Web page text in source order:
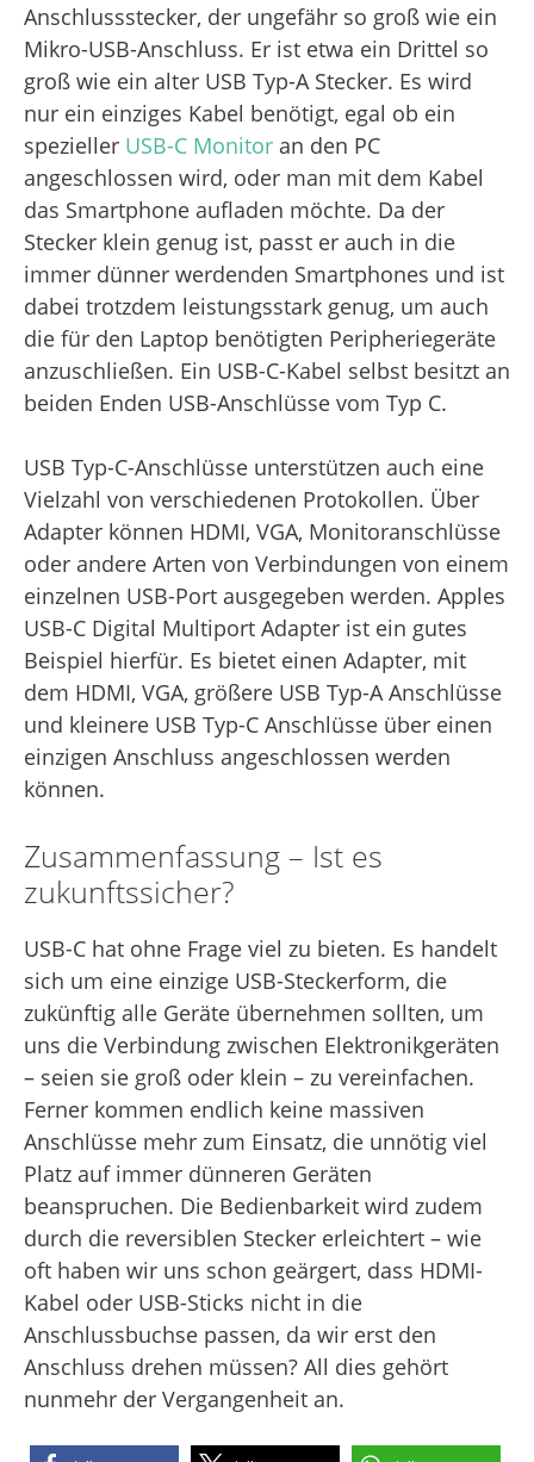
Anschlussstecker, der ungefähr so groß wie ein
Mikro-USB-Anschluss. Er ist etwa ein Drittel so
groß wie ein alter USB Typ-A Stecker. Es wird
nur ein einziges Kabel benötigt, egal ob ein
spezieller USB-C Monitor an den PC
angeschlossen wird, oder man mit dem Kabel
das Smartphone aufladen möchte. Da der
Stecker klein genug ist, passt er auch in die
immer dünner werdenden Smartphones und ist
dabei trotzdem leistungsstark genug, um auch
die für den Laptop benötigten Peripheriegeräte
anzuschließen. Ein USB-C-Kabel selbst besitzt an
beiden Enden USB-Anschlüsse vom Typ C.
USB Typ-C-Anschlüsse unterstützen auch eine
Vielzahl von verschiedenen Protokollen. Über
Adapter können HDMI, VGA, Monitoranschlüsse
oder andere Arten von Verbindungen von einem
einzelnen USB-Port ausgegeben werden. Apples
USB-C Digital Multiport Adapter ist ein gutes
Beispiel hierfür. Es bietet einen Adapter, mit
dem HDMI, VGA, größere USB Typ-A Anschlüsse
und kleinere USB Typ-C Anschlüsse über einen
einzigen Anschluss angeschlossen werden
können.
Zusammenfassung – Ist es
zukunftssicher?
USB-C hat ohne Frage viel zu bieten. Es handelt
sich um eine einzige USB-Steckerform, die
zukünftig alle Geräte übernehmen sollten, um
uns die Verbindung zwischen Elektronikgeräten
– seien sie groß oder klein – zu vereinfachen.
Ferner kommen endlich keine massiven
Anschlüsse mehr zum Einsatz, die unnötig viel
Platz auf immer dünneren Geräten
beanspruchen. Die Bedienbarkeit wird zudem
durch die reversiblen Stecker erleichtert – wie
oft haben wir uns schon geärgert, dass HDMI-
Kabel oder USB-Sticks nicht in die
Anschlussbuchse passen, da wir erst den
Anschluss drehen müssen? All dies gehört
nunmehr der Vergangenheit an.